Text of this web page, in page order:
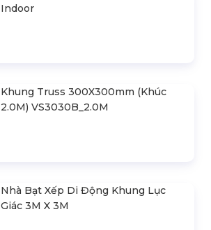
Indoor
Khung Truss 300X300mm (Khúc
2.0M) VS3030B_2.0M
Nhà Bạt Xếp Di Động Khung Lục
Giác 3M X 3M